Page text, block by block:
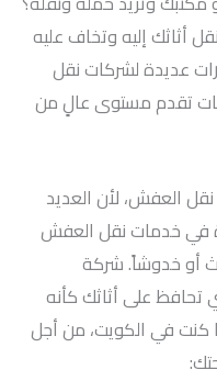
أثاثك إليه وتخاف عليه
عديدة لشركات نقل
تقدم مستوى عالٍ من
العفش، لأن العديد
في خدمات نقل العفش
أو خدوشاً. شركة
تحافظ على أثاثك كأنه
كنت في الكويت، من أجل